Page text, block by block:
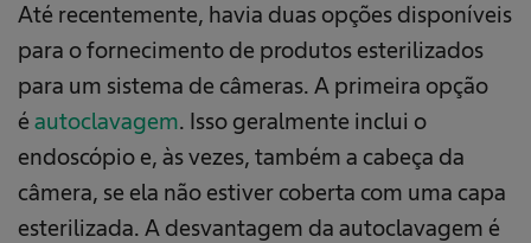
Até recentemente, havia duas opções disponíveis
para o fornecimento de produtos esterilizados
para um sistema de câmeras. A primeira opção
é autoclavagem. Isso geralmente inclui o
endoscópio e, às vezes, também a cabeça da
câmera, se ela não estiver coberta com uma capa
esterilizada. A desvantagem da autoclavagem é